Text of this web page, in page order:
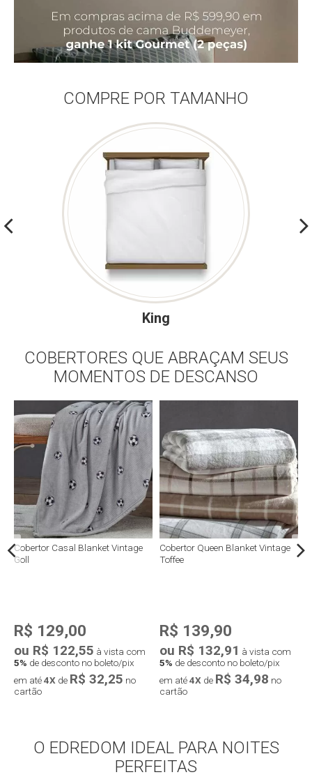
COMPRE POR TAMANHO
King
COBERTORES QUE ABRAÇAM SEUS
MOMENTOS DE DESCANSO
Cobertor Casal Blanket Vintage
Goll
R$ 129,00
ou R$ 122,55 à vista com
5% de desconto no boleto/pix
em até4X de R$ 32,25 no
cartão
Compra rápida
Cobertor Queen Blanket Vintage
Toffee
R$ 139,90
ou R$ 132,91 à vista com
5% de desconto no boleto/pix
em até4X de R$ 34,98 no
cartão
Compra rápida
O EDREDOM IDEAL PARA NOITES
PERFEITAS